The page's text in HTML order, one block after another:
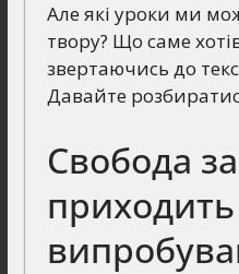
Але які уроки ми
твору? Що саме
звертаючись до
Давайте
Свобода
приходить